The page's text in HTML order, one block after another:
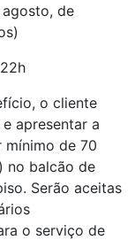
de
o cliente
apresentar a
de 70
no balcão de
Serão aceitas
o serviço de